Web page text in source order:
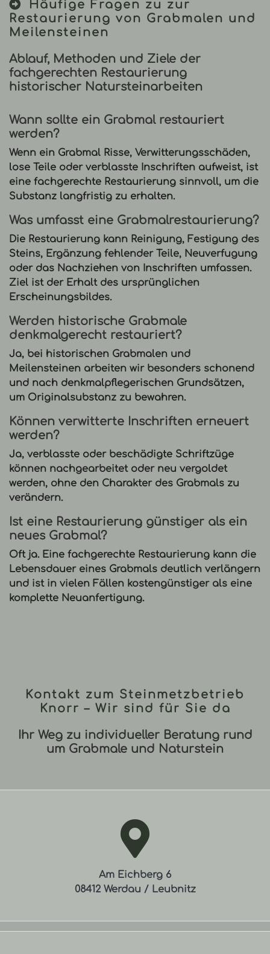
Häufige Fragen zu zur
Restaurierung von Grabmalen und
Meilensteinen
Ablauf, Methoden und Ziele der
fachgerechten Restaurierung
historischer Natursteinarbeiten
Wann sollte ein Grabmal restauriert
werden?
Wenn ein Grabmal Risse, Verwitterungsschäden,
lose Teile oder verblasste Inschriften aufweist, ist
eine fachgerechte Restaurierung sinnvoll, um die
Substanz langfristig zu erhalten.
Was umfasst eine Grabmalrestaurierung?
Die Restaurierung kann Reinigung, Festigung des
Steins, Ergänzung fehlender Teile, Neuverfugung
oder das Nachziehen von Inschriften umfassen.
Ziel ist der Erhalt des ursprünglichen
Erscheinungsbildes.
Werden historische Grabmale
denkmalgerecht restauriert?
Ja, bei historischen Grabmalen und
Meilensteinen arbeiten wir besonders schonend
und nach denkmalpflegerischen Grundsätzen,
um Originalsubstanz zu bewahren.
Können verwitterte Inschriften erneuert
werden?
Ja, verblasste oder beschädigte Schriftzüge
können nachgearbeitet oder neu vergoldet
werden, ohne den Charakter des Grabmals zu
verändern.
Ist eine Restaurierung günstiger als ein
neues Grabmal?
Oft ja. Eine fachgerechte Restaurierung kann die
Lebensdauer eines Grabmals deutlich verlängern
und ist in vielen Fällen kostengünstiger als eine
komplette Neuanfertigung.
Kontakt zum Steinmetzbetrieb
Knorr – Wir sind für Sie da
Ihr Weg zu individueller Beratung rund
um Grabmale und Naturstein
Am Eichberg 6
08412 Werdau / Leubnitz